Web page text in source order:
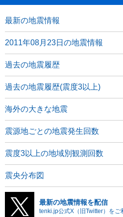
最新の地震情報
2011年08月23日の地震情報
過去の地震履歴
過去の地震履歴(震度3以上)
海外の大きな地震
震源地ごとの地震発生回数
震度3以上の地域別観測回数
震央分布図
最新の地震情報を配信
tenki.jp公式X（旧Twitter）をご